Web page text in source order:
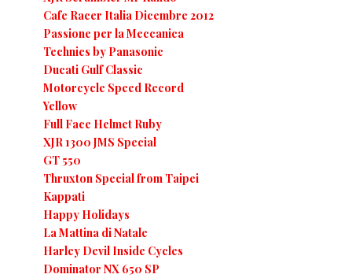
Cafe Racer Italia Dicembre 2012
Passione per la Meccanica
Technics by Panasonic
Ducati Gulf Classic
Motorcycle Speed Record
Yellow
Full Face Helmet Ruby
XJR 1300 JMS Special
GT 550
Thruxton Special from Taipei
Kappati
Happy Holidays
La Mattina di Natale
Harley Devil Inside Cycles
Dominator NX 650 SP